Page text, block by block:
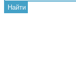
Найти